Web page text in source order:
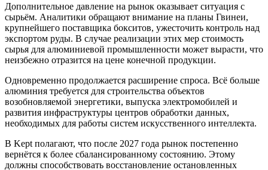
Дополнительное давление на рынок оказывает ситуация с
сырьём. Аналитики обращают внимание на планы Гвинеи,
крупнейшего поставщика бокситов, ужесточить контроль над
экспортом руды. В случае реализации этих мер стоимость
сырья для алюминиевой промышленности может вырасти, что
неизбежно отразится на цене конечной продукции.
Одновременно продолжается расширение спроса. Всё больше
алюминия требуется для строительства объектов
возобновляемой энергетики, выпуска электромобилей и
развития инфраструктуры центров обработки данных,
необходимых для работы систем искусственного интеллекта.
В Kept полагают, что после 2027 года рынок постепенно
вернётся к более сбалансированному состоянию. Этому
должны способствовать восстановление остановленных